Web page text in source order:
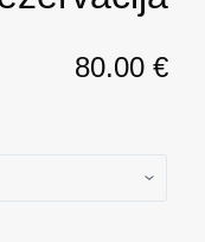
80.00 €